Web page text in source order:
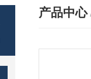
产品中心